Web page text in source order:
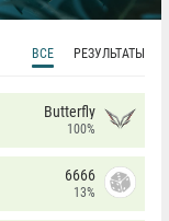
ВСЕ РЕЗУЛЬТАТЫ
Butterfly
100%
6666
13%